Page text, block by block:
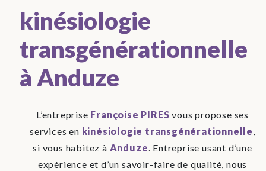
kinésiologie
transgénérationnelle
à Anduze
L’entreprise Françoise PIRES vous propose ses
services en kinésiologie transgénérationnelle,
si vous habitez à Anduze. Entreprise usant d’une
expérience et d’un savoir-faire de qualité, nous